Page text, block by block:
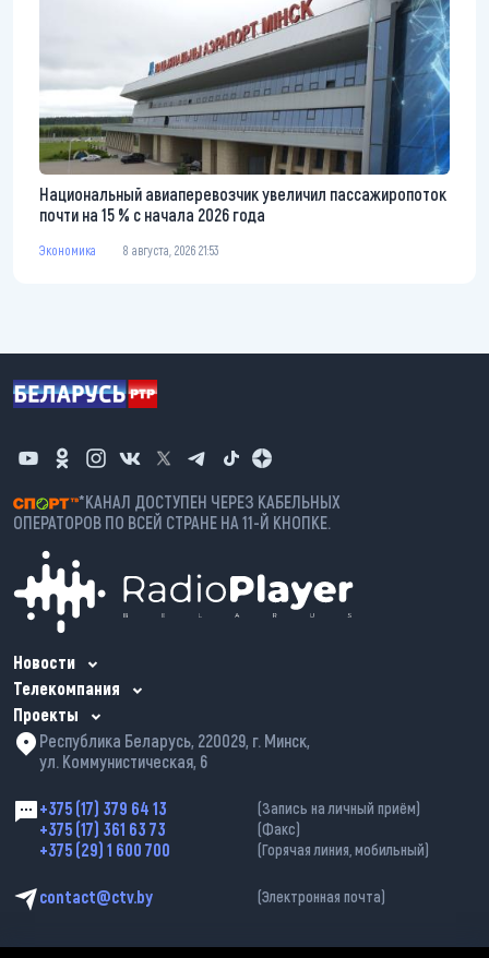
Национальный авиаперевозчик увеличил пассажиропоток
почти на 15 % с начала 2026 года
Экономика 8 августа, 2026 21:53
*КАНАЛ ДОСТУПЕН ЧЕРЕЗ КАБЕЛЬНЫХ
ОПЕРАТОРОВ ПО ВСЕЙ СТРАНЕ НА 11-Й КНОПКЕ.
Новости
Телекомпания
Проекты
Республика Беларусь, 220029, г. Минск,
ул. Коммунистическая, 6
+375 (17) 379 64 13 (Запись на личный приём)
+375 (17) 361 63 73 (Факс)
+375 (29) 1 600 700 (Горячая линия, мобильный)
contact@ctv.by (Электронная почта)